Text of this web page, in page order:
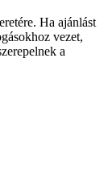
Ha ajánlást
vezet,
a